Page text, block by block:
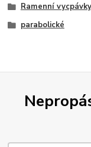
Ramenní
parabolické